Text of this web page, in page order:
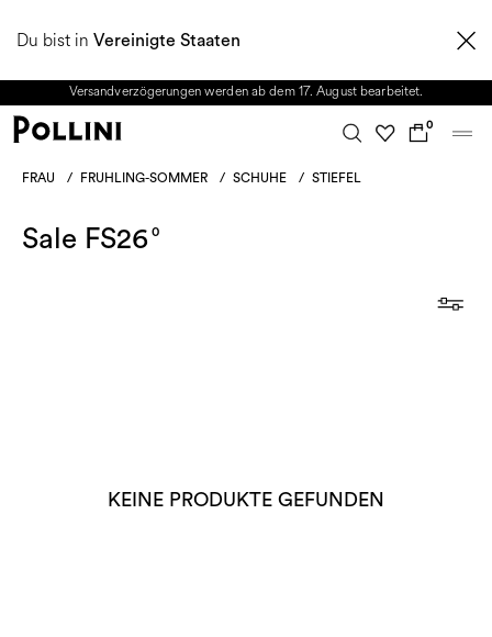
Du bist in Vereinigte Staaten
2026 KOLLEKTION. Vom 8. bis 16. August ist unser Kundenservice nicht
Versandverzögerungen werden ab dem 17. August bearbeitet.
0
FRAU / FRUHLING-SOMMER / SCHUHE / STIEFEL
Sale FS26 0
KEINE PRODUKTE GEFUNDEN